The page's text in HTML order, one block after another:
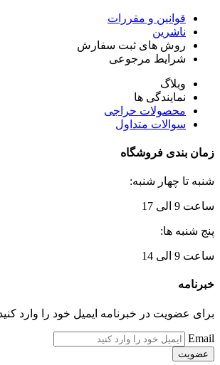
قوانین و مقررات
ناشرین
روش های ثبت سفارش
شرایط مرجوعی
وبلاگ
نمایندگی ها
محصولات حراجی
سوالات متداول
زمان بندی فروشگاه
شنبه تا چهار شنبه:
ساعت 9 الی 17
پنج شنبه ها:
ساعت 9 الی 14
خبرنامه
برای عضویت در خبرنامه ایمیل خود را وارد
Email